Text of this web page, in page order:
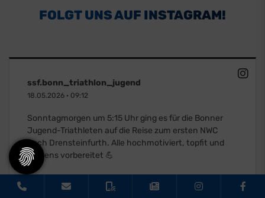
FOLGT UNS AUF INSTAGRAM!
ssf.bonn_triathlon_jugend
18.05.2026 · 09:12
Sonntagmorgen um 5:15 Uhr ging es für die Bonner
Jugend-Triathleten auf die Reise zum ersten NWC
nach Drensteinfurth. Alle hochmotiviert, topfit und
bestens vorbereitet 💪
Die Temperaturen versprachen allerdings nichts
Gutes, sodass die jüngeren Starter zunächst gar nicht